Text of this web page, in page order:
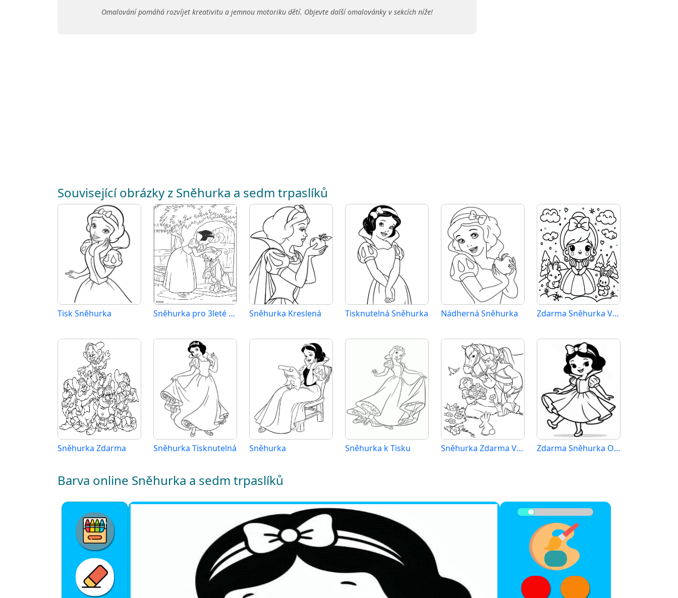
Omalování pomáhá rozvíjet kreativitu a jemnou motoriku dětí. Objevte další omalovánky v sekcích níže!
Související obrázky z Sněhurka a sedm trpaslíků
Tisk Sněhurka Sněhurka pro 3leté Děti Sněhurka Kreslená Tisknutelná Sněhurka Nádherná Sněhurka Zdarma Sněhurka Vymalovatelné
Sněhurka Zdarma Sněhurka Tisknutelná Sněhurka Sněhurka k Tisku Sněhurka Zdarma Vymalovatelné Obrázek Zdarma Sněhurka Obrázek
Barva online Sněhurka a sedm trpaslíků